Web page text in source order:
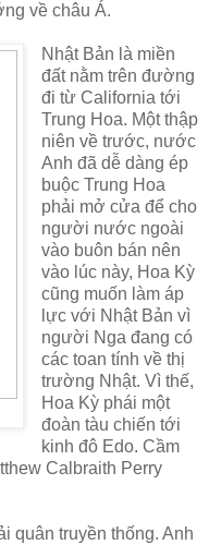
về châu Á.
Nhật Bản là miền
đất nằm trên đường
đi từ California tới
Trung Hoa. Một thập
niên về trước, nước
Anh đã dễ dàng ép
buộc Trung Hoa
phải mở cửa để cho
người nước ngoài
vào buôn bán nên
vào lúc này, Hoa Kỳ
cũng muốn làm áp
lực với Nhật Bản vì
người Nga đang có
các toan tính về thị
trường Nhật. Vì thế,
Hoa Kỳ phái một
đoàn tàu chiến tới
kinh đô Edo. Cầm
Calbraith Perry
quân truyền thống. Anh